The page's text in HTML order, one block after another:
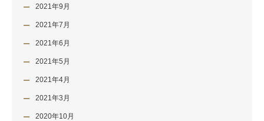
2021年9月
2021年7月
2021年6月
2021年5月
2021年4月
2021年3月
2020年10月